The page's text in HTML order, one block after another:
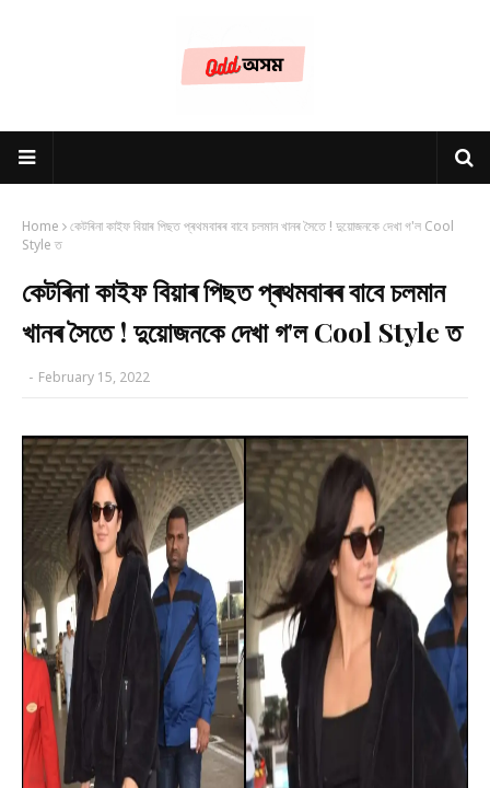
Home
কেটৰিনা কাইফ বিয়াৰ পিছত প্ৰথমবাৰৰ বাবে চলমান খানৰ সৈতে ! দুয়োজনকে দেখা গ'ল Cool
Style ত
কেটৰিনা কাইফ বিয়াৰ পিছত প্ৰথমবাৰৰ বাবে চলমান
খানৰ সৈতে ! দুয়োজনকে দেখা গ'ল Cool Style ত
- February 15, 2022